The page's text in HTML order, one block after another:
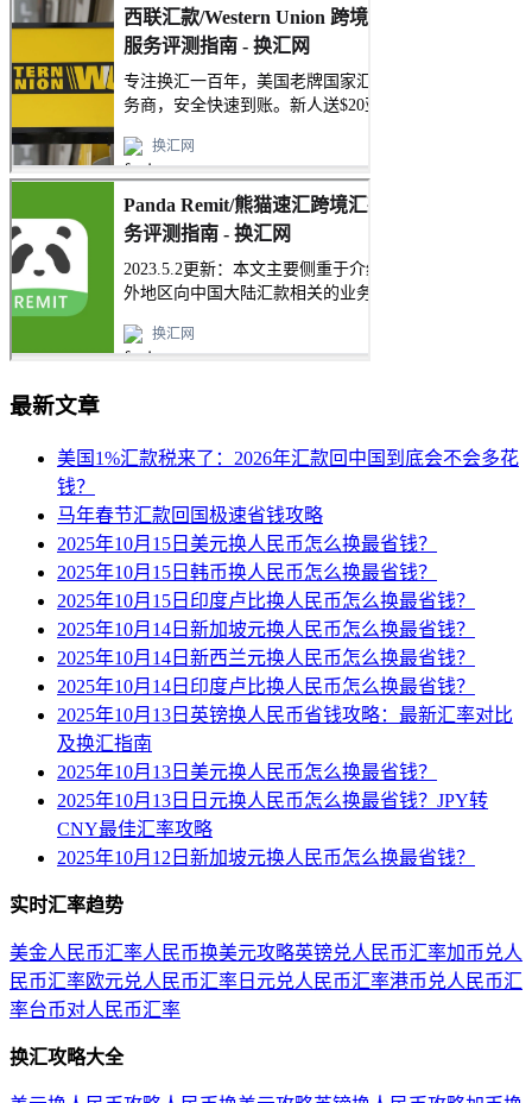
最新文章
美国1%汇款税来了：2026年汇款回中国到底会不会多花
钱？
马年春节汇款回国极速省钱攻略
2025年10月15日美元换人民币怎么换最省钱？
2025年10月15日韩币换人民币怎么换最省钱？
2025年10月15日印度卢比换人民币怎么换最省钱？
2025年10月14日新加坡元换人民币怎么换最省钱？
2025年10月14日新西兰元换人民币怎么换最省钱？
2025年10月14日印度卢比换人民币怎么换最省钱？
2025年10月13日英镑换人民币省钱攻略：最新汇率对比
及换汇指南
2025年10月13日美元换人民币怎么换最省钱？
2025年10月13日日元换人民币怎么换最省钱？JPY转
CNY最佳汇率攻略
2025年10月12日新加坡元换人民币怎么换最省钱？
实时汇率趋势
美金人民币汇率人民币换美元攻略英镑兑人民币汇率加币兑人
民币汇率欧元兑人民币汇率 日元兑人民币汇率港币兑人民币汇
率台币对人民币汇率
换汇攻略大全